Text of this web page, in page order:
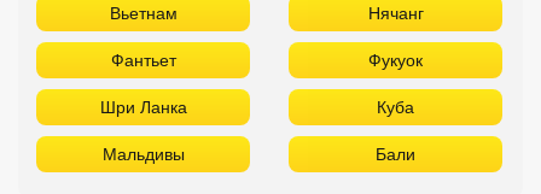
Вьетнам Нячанг
Фантьет Фукуок
Шри Ланка Куба
Мальдивы Бали